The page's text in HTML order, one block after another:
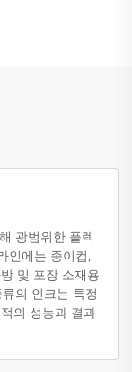
광범위한 플렉
인에는 종이컵,
및 포장 소재용
의 인크는 특정
의 성능과 결과